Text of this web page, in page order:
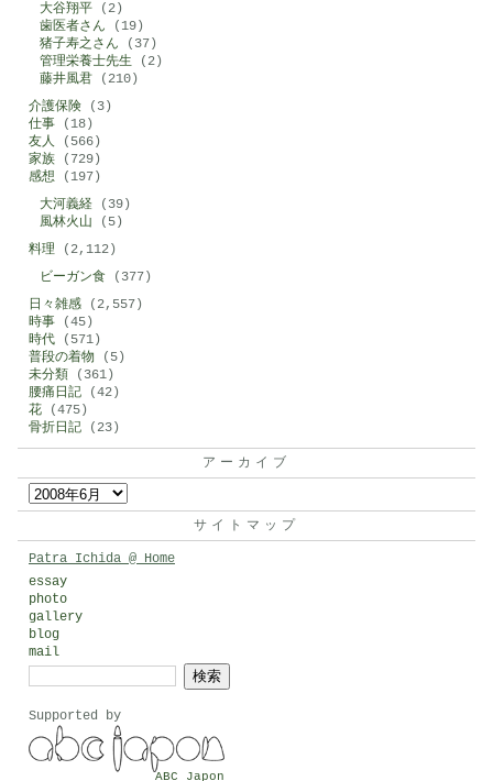
大谷翔平 (2)
歯医者さん (19)
猪子寿之さん (37)
管理栄養士先生 (2)
藤井風君 (210)
介護保険 (3)
仕事 (18)
友人 (566)
家族 (729)
感想 (197)
大河義経 (39)
風林火山 (5)
料理 (2,112)
ビーガン食 (377)
日々雑感 (2,557)
時事 (45)
時代 (571)
普段の着物 (5)
未分類 (361)
腰痛日記 (42)
花 (475)
骨折日記 (23)
アーカイブ
イ
サイトマップ
Patra Ichida @ Home
essay
photo
gallery
blog
mail
Supported by
ABC Japon